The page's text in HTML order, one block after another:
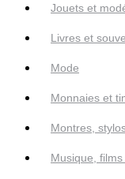
Jouets et
Livres et
Mode
Monnaies et
Montres,
Musique,